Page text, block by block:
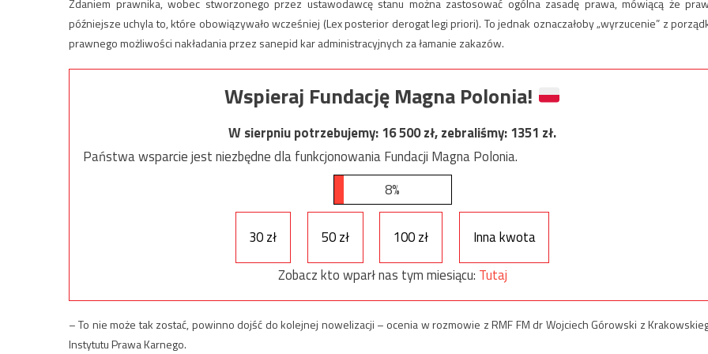
Zdaniem prawnika, wobec stworzonego przez ustawodawcę stanu można zastosować ogólna zasadę prawa, mówiącą że
późniejsze uchyla to, które obowiązywało wcześniej (Lex posterior derogat legi priori). To jednak oznaczałoby „wyrzucenie” z
prawnego możliwości nakładania przez sanepid kar administracyjnych za łamanie zakazów.
Wspieraj Fundację Magna Polonia!
W sierpniu potrzebujemy:16 500zł, zebraliśmy:1351 zł.
Państwa wsparcie jest niezbędne dla funkcjonowania Fundacji Magna Polonia.
8%
30 zł 50 zł 100 zł
Inna kwota
Zobacz kto wparł nas tym miesiącu: Tutaj
– To nie może tak zostać, powinno dojść do kolejnej nowelizacji – ocenia w rozmowie z RMF FM dr Wojciech Górowski z
Instytutu Prawa Karnego.